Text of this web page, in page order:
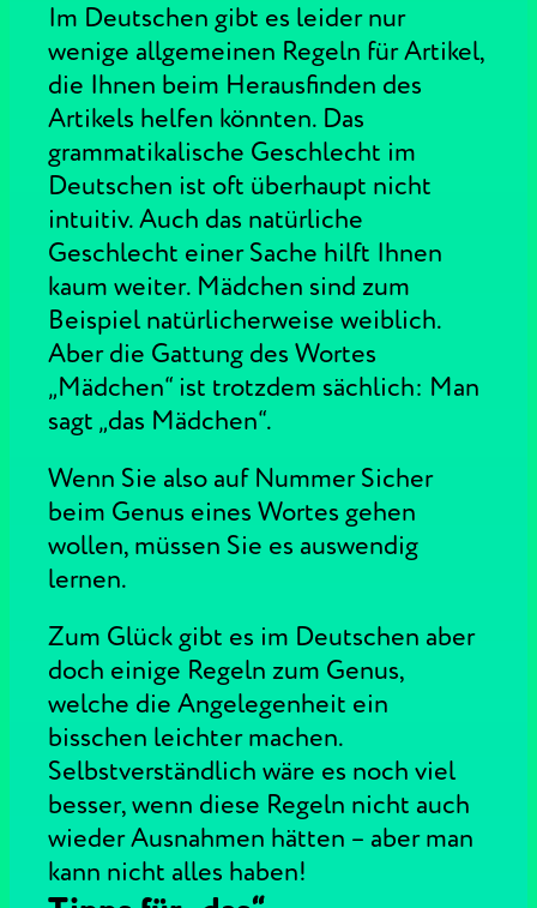
Im Deutschen gibt es leider nur
wenige allgemeinen Regeln für Artikel,
die Ihnen beim Herausfinden des
Artikels helfen könnten. Das
grammatikalische Geschlecht im
Deutschen ist oft überhaupt nicht
intuitiv. Auch das natürliche
Geschlecht einer Sache hilft Ihnen
kaum weiter. Mädchen sind zum
Beispiel natürlicherweise weiblich.
Aber die Gattung des Wortes
„Mädchen“ ist trotzdem sächlich: Man
sagt „das Mädchen“.
Wenn Sie also auf Nummer Sicher
beim Genus eines Wortes gehen
wollen, müssen Sie es auswendig
lernen.
Zum Glück gibt es im Deutschen aber
doch einige Regeln zum Genus,
welche die Angelegenheit ein
bisschen leichter machen.
Selbstverständlich wäre es noch viel
besser, wenn diese Regeln nicht auch
wieder Ausnahmen hätten – aber man
kann nicht alles haben!